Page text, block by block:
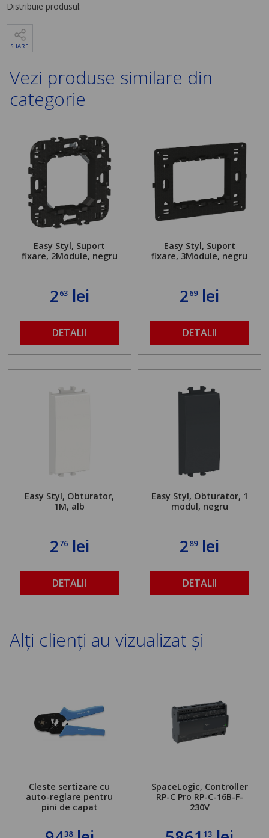
Distribuie produsul:
SHARE
Vezi produse similare din
categorie
Easy Styl, Suport
fixare, 2Module, negru
263lei
DETALII
Easy Styl, Suport
fixare, 3Module, negru
269lei
DETALII
Easy Styl, Obturator,
1M, alb
276lei
DETALII
Easy Styl, Obturator, 1
modul, negru
289lei
DETALII
Alți clienți au vizualizat și
Cleste sertizare cu
auto-reglare pentru
pini de capat
38
SpaceLogic, Controller
RP-C Pro RP-C-16B-F-
230V
13